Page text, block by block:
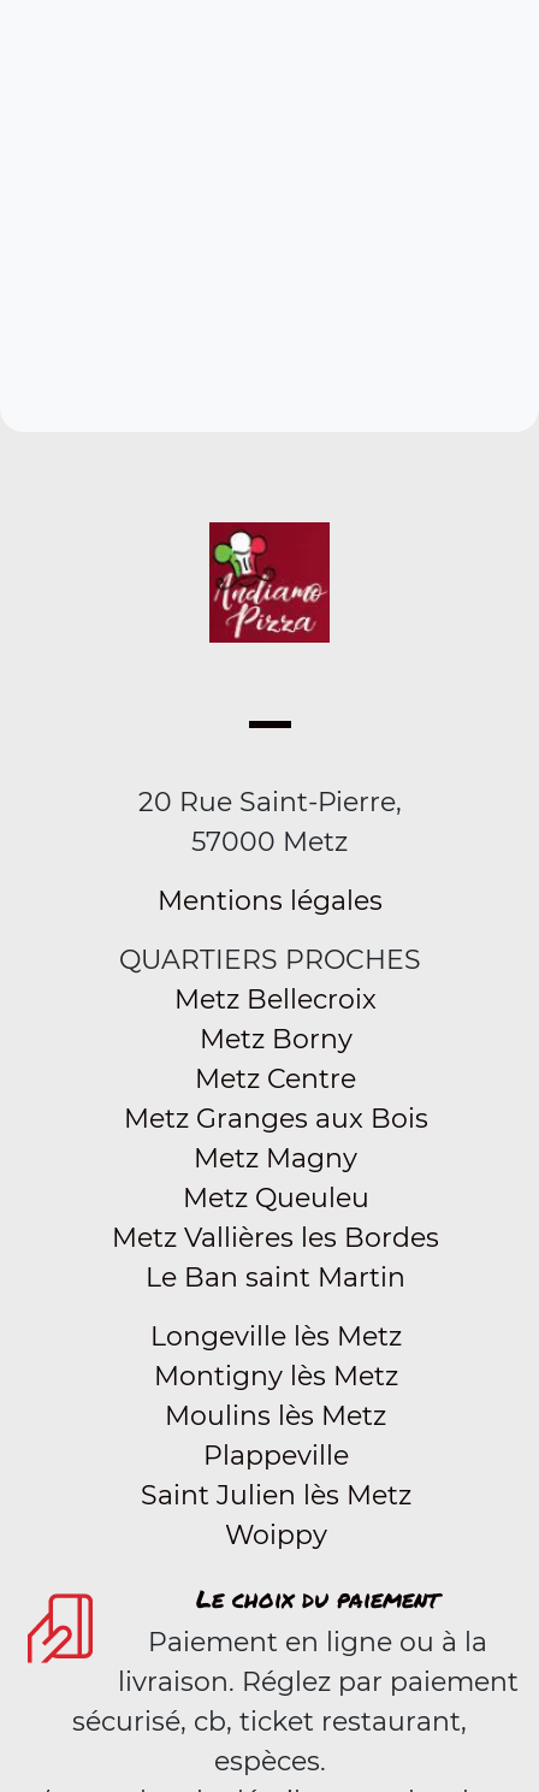
20 Rue Saint-Pierre,
57000 Metz
Mentions légales
QUARTIERS PROCHES
Metz Bellecroix
Metz Borny
Metz Centre
Metz Granges aux Bois
Metz Magny
Metz Queuleu
Metz Vallières les Bordes
Le Ban saint Martin
Longeville lès Metz
Montigny lès Metz
Moulins lès Metz
Plappeville
Saint Julien lès Metz
Woippy
Le choix du paiement
Paiement en ligne ou à la
livraison. Réglez par paiement
sécurisé, cb, ticket restaurant,
espèces.